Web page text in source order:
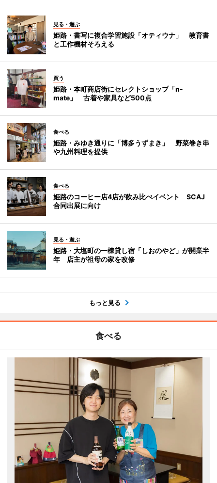
見る・遊ぶ
姫路・書写に複合学習施設「オティウナ」 教育書
と工作機材そろえる
買う
姫路・本町商店街にセレクトショップ「n-
mate」 古着や家具など500点
食べる
姫路・みゆき通りに「博多うずまき」 野菜巻き串
や九州料理を提供
食べる
姫路のコーヒー店4店が飲み比べイベント SCAJ
合同出展に向け
見る・遊ぶ
姫路・大塩町の一棟貸し宿「しおのやど」が開業半
年 店主が祖母の家を改修
もっと見る
食べる